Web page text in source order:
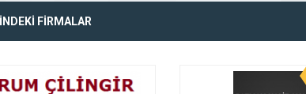
FİRMALAR